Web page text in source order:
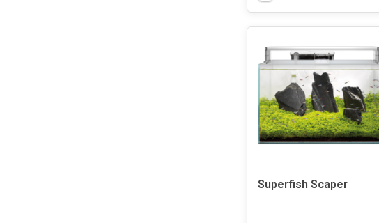
Superfish Scaper